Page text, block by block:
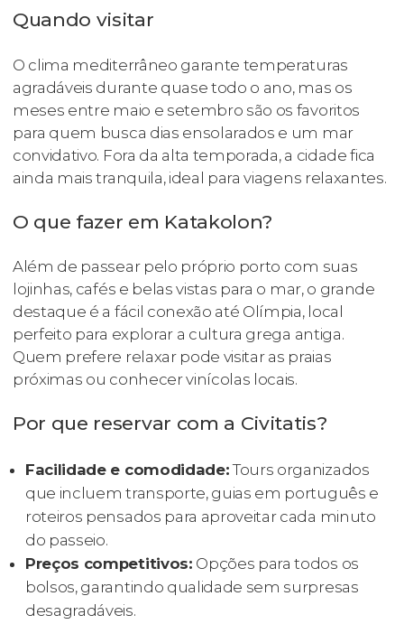
Quando visitar
O clima mediterrâneo garante temperaturas
agradáveis durante quase todo o ano, mas os
meses entre maio e setembro são os favoritos
para quem busca dias ensolarados e um mar
convidativo. Fora da alta temporada, a cidade fica
ainda mais tranquila, ideal para viagens relaxantes.
O que fazer em Katakolon?
Além de passear pelo próprio porto com suas
lojinhas, cafés e belas vistas para o mar, o grande
destaque é a fácil conexão até Olímpia, local
perfeito para explorar a cultura grega antiga.
Quem prefere relaxar pode visitar as praias
próximas ou conhecer vinícolas locais.
Por que reservar com a Civitatis?
Facilidade e comodidade:Tours organizados
que incluem transporte, guias em português e
roteiros pensados para aproveitar cada minuto
do passeio.
Preços competitivos: Opções para todos os
bolsos, garantindo qualidade sem surpresas
desagradáveis.